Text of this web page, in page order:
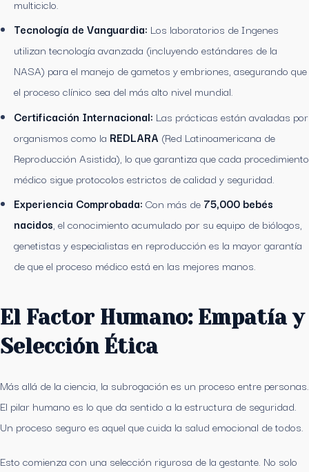
multiciclo.
Tecnología de Vanguardia: Los laboratorios de Ingenes
utilizan tecnología avanzada (incluyendo estándares de la
NASA) para el manejo de gametos y embriones, asegurando que
el proceso clínico sea del más alto nivel mundial.
Certificación Internacional: Las prácticas están avaladas por
organismos como la REDLARA (Red Latinoamericana de
Reproducción Asistida), lo que garantiza que cada procedimiento
médico sigue protocolos estrictos de calidad y seguridad.
Experiencia Comprobada: Con más de 75,000 bebés
nacidos, el conocimiento acumulado por su equipo de biólogos,
genetistas y especialistas en reproducción es la mayor garantía
de que el proceso médico está en las mejores manos.
El Factor Humano: Empatía y
Selección Ética
Más allá de la ciencia, la subrogación es un proceso entre personas.
El pilar humano es lo que da sentido a la estructura de seguridad.
Un proceso seguro es aquel que cuida la salud emocional de todos.
Esto comienza con una selección rigurosa de la gestante. No solo